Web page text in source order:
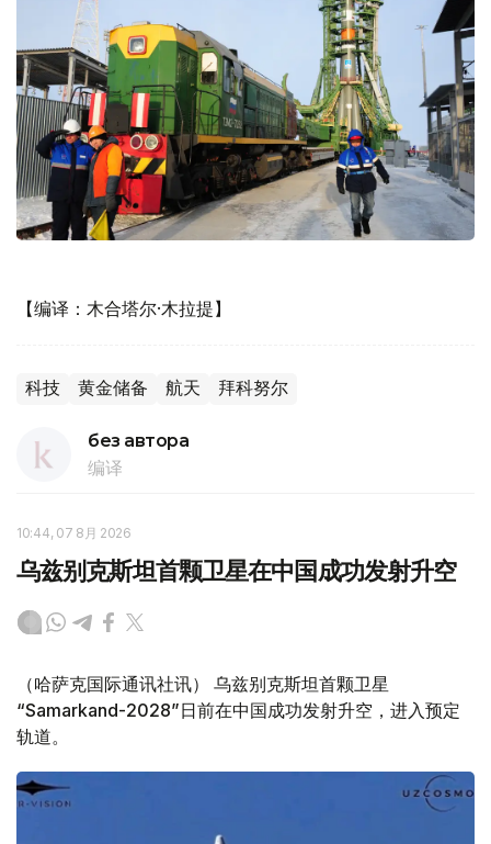
【编译：木合塔尔·木拉提】
科技 黄金储备 航天 拜科努尔
без автора
编译
10:44, 07 8月 2026
乌兹别克斯坦首颗卫星在中国成功发射升空
（哈萨克国际通讯社讯） 乌兹别克斯坦首颗卫星
“Samarkand-2028”日前在中国成功发射升空，进入预定
轨道。